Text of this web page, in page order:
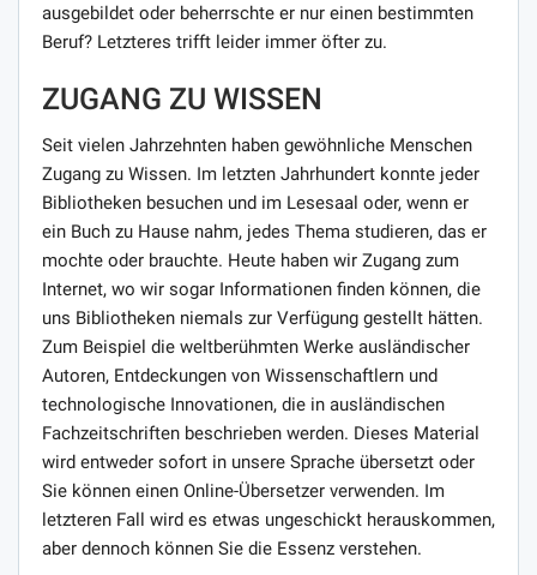
ausgebildet oder beherrschte er nur einen bestimmten
Beruf? Letzteres trifft leider immer öfter zu.
ZUGANG ZU WISSEN
Seit vielen Jahrzehnten haben gewöhnliche Menschen
Zugang zu Wissen. Im letzten Jahrhundert konnte jeder
Bibliotheken besuchen und im Lesesaal oder, wenn er
ein Buch zu Hause nahm, jedes Thema studieren, das er
mochte oder brauchte. Heute haben wir Zugang zum
Internet, wo wir sogar Informationen finden können, die
uns Bibliotheken niemals zur Verfügung gestellt hätten.
Zum Beispiel die weltberühmten Werke ausländischer
Autoren, Entdeckungen von Wissenschaftlern und
technologische Innovationen, die in ausländischen
Fachzeitschriften beschrieben werden. Dieses Material
wird entweder sofort in unsere Sprache übersetzt oder
Sie können einen Online-Übersetzer verwenden. Im
letzteren Fall wird es etwas ungeschickt herauskommen,
aber dennoch können Sie die Essenz verstehen.